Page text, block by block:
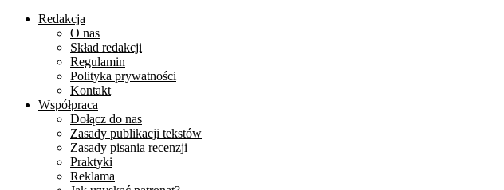
Redakcja
O nas
Skład redakcji
Regulamin
Polityka prywatności
Kontakt
Współpraca
Dołącz do nas
Zasady publikacji tekstów
Zasady pisania recenzji
Praktyki
Reklama